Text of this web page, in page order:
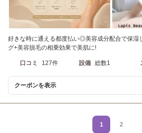
好きな時に通える都度払い◎美容成分配合で保湿
グ+美容脱毛の相乗効果で美肌に!
口コミ 127件 設備 総数1
クーポンを表示
1 2